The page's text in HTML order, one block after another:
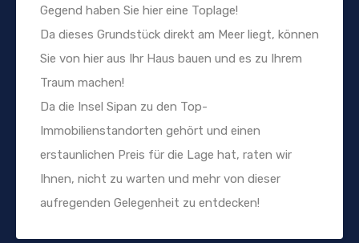
Gegend haben Sie hier eine Toplage!
Da dieses Grundstück direkt am Meer liegt, können
Sie von hier aus Ihr Haus bauen und es zu Ihrem
Traum machen!
Da die Insel Sipan zu den Top-
Immobilienstandorten gehört und einen
erstaunlichen Preis für die Lage hat, raten wir
Ihnen, nicht zu warten und mehr von dieser
aufregenden Gelegenheit zu entdecken!